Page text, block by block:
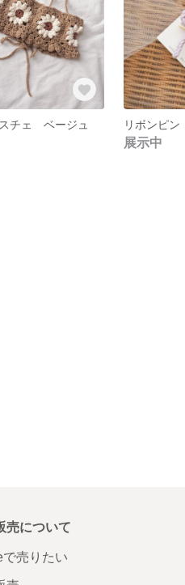
チェ ベージュ リボンピン
展示中
売について
で売りたい